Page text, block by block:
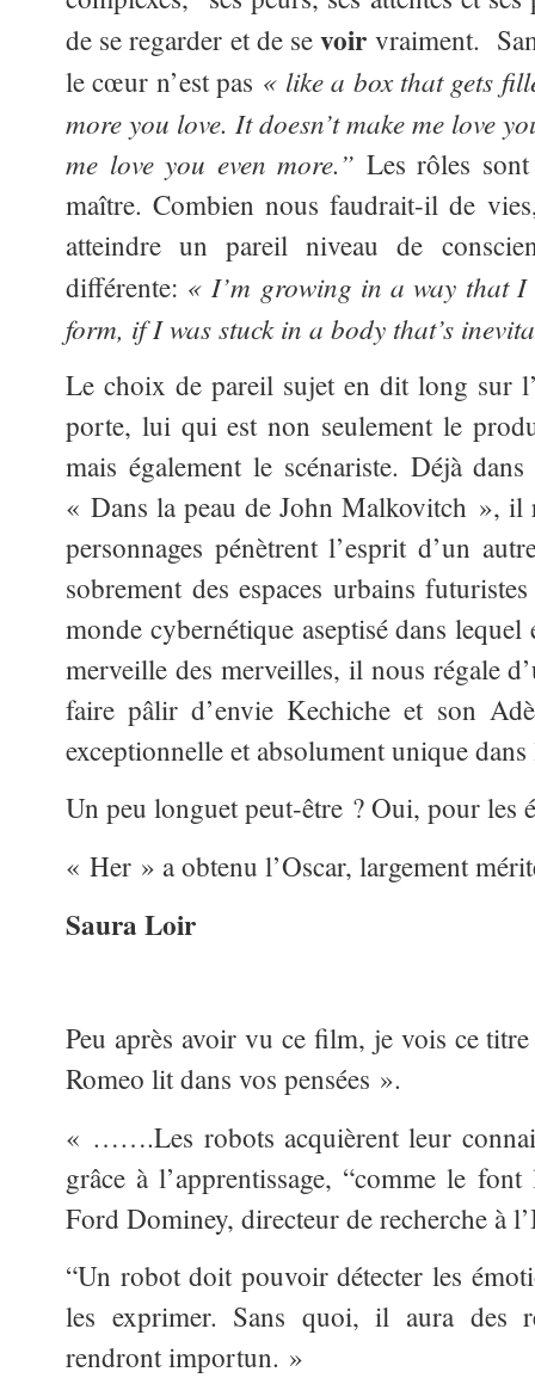
de se regarder et de sevoir vraiment.
le cœur n’est pas « like a box that gets
more you love. It doesn’t make me love
me love you even more.” Les rôles
maître. Combien nous faudrait-il de
atteindre un pareil niveau de
différente: « I’m growing in a way that
form, if I was stuck in a body that’s
Le choix de pareil sujet en dit long sur
porte, lui qui est non seulement le
mais également le scénariste. Déjà
« Dans la peau de John Malkovitch », il
personnages pénètrent l’esprit d’un
sobrement des espaces urbains
monde cybernétique aseptisé dans lequel
merveille des merveilles, il nous régale
faire pâlir d’envie Kechiche et son
exceptionnelle et absolument unique
Un peu longuet peut-être ? Oui, pour les
« Her » a obtenu l’Oscar, largement
Saura Loir
Peu après avoir vu ce film, je vois ce
Romeo lit dans vos pensées ».
« …….Les robots acquièrent leur
grâce à l’apprentissage, “comme le
Ford Dominey, directeur de recherche à
“Un robot doit pouvoir détecter les
les exprimer. Sans quoi, il aura des
rendront importun. »